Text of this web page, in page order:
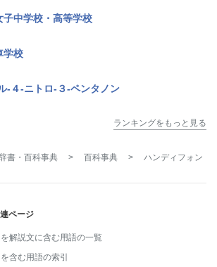
子中学校・高等学校
学校
‐４‐ニトロ‐３‐ペンタノン
ランキングをもっと見る
書・百科事典 > 百科事典 >
ハンディフォン
ページ
を解説文に含む用語の一覧
含む用語の索引